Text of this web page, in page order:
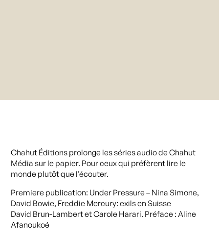
Chahut Éditions prolonge les séries audio de Chahut
Média sur le papier. Pour ceux qui préfèrent lire le
monde plutôt que l’écouter.
Premiere publication: Under Pressure – Nina Simone,
David Bowie, Freddie Mercury: exils en Suisse
David Brun-Lambert et Carole Harari. Préface : Aline
Afanoukoé